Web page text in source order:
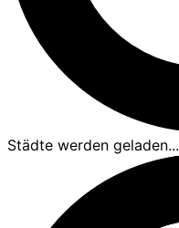
Städte werden geladen...